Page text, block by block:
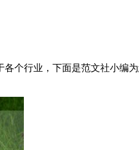
个行业，下面是范文社小编